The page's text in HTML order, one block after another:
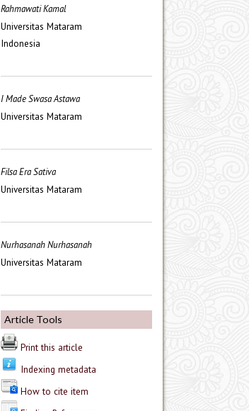
Rahmawati Kamal
Universitas Mataram
Indonesia
I Made Swasa Astawa
Universitas Mataram
Filsa Era Sativa
Universitas Mataram
Nurhasanah Nurhasanah
Universitas Mataram
Article Tools
Print this article
Indexing metadata
How to cite item